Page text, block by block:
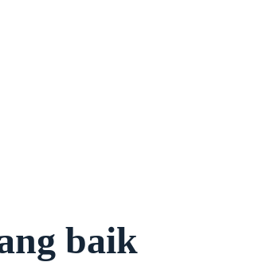
baik